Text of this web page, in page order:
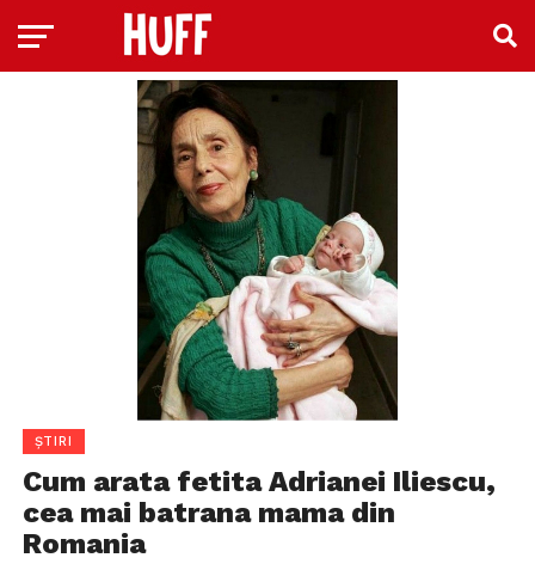
ȘTIRI
Cum arata fetita Adrianei Iliescu,
cea mai batrana mama din
Romania